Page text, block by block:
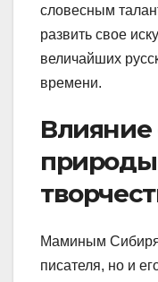
словесным
развить свое
величайших
времени.
Влияние
природы
Маминым
писателя, но и